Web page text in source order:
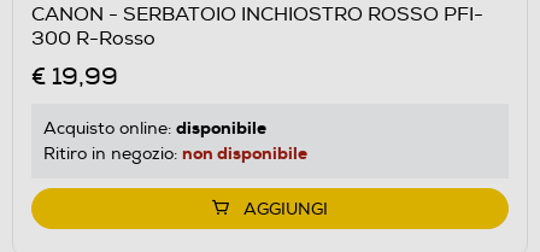
CANON - SERBATOIO INCHIOSTRO ROSSO PFI-
300 R-Rosso
€ 19,99
Acquisto online: disponibile
Ritiro in negozio: non disponibile
AGGIUNGI